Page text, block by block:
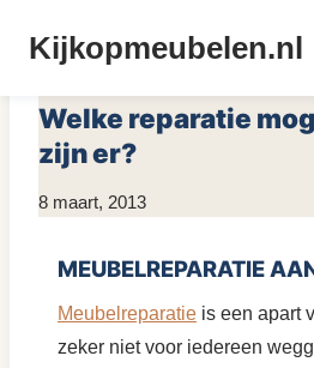
naarKijkopmeubelen.nl
Welke reparatie
zijn er?
Door
8 maart, 2013
MEUBELREPARATIE
Meubelreparatie is een apart
zeker niet voor iedereen